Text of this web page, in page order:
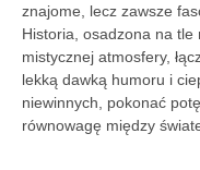
znajome, lecz zawsze
Historia, osadzona na
mistycznej atmosfery,
lekką dawką humoru i
niewinnych, pokonać
równowagę między